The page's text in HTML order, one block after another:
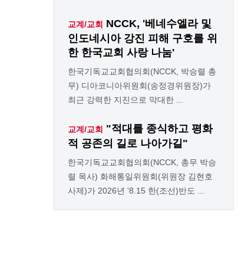
교계/교회 NCCK, '베네수엘라 및
인도네시아 강진 피해 구호를 위
한 한국교회 사랑 나눔'
한국기독교교회협의회(NCCK, 박승렬 총
무) 디아코니아위원회(송정경위원장)가
최근 강력한 지진으로 막대한 ...
교계/교회 "적대를 종식하고 평화
적 공존의 길로 나아가길"
한국기독교교회협의회(NCCK, 총무 박승
렬 목사) 화해통일위원회(위원장 김현호
사제)가 2026년 '8.15 한(조선)반도 ...